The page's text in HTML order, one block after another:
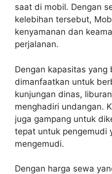
saat di mobil. Dengan
kelebihan tersebut,
kenyamanan dan
perjalanan.
Dengan kapasitas yang
dimanfaatkan untuk
kunjungan dinas,
menghadiri undangan.
juga gampang untuk
tepat untuk pengemudi
mengemudi.
Dengan harga sewa